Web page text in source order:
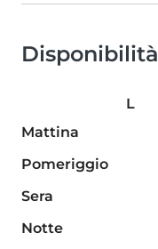
Disponibilità
L
Mattina
Pomeriggio
Sera
Notte